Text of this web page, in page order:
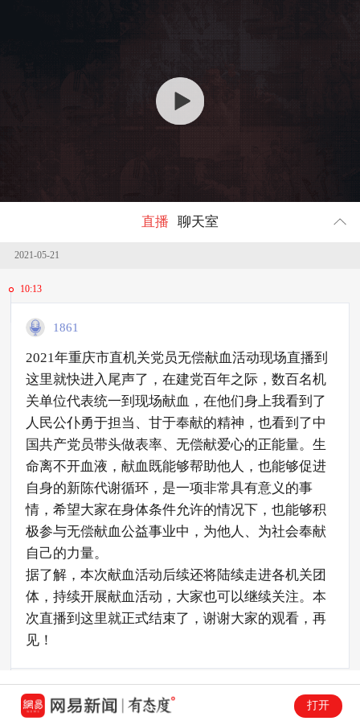
直播 聊天室
2021-05-21
10:13
1861
2021年重庆市直机关党员无偿献血活动现场直播到
这里就快进入尾声了，在建党百年之际，数百名机
关单位代表统一到现场献血，在他们身上我看到了
人民公仆勇于担当、甘于奉献的精神，也看到了中
国共产党员带头做表率、无偿献爱心的正能量。生
命离不开血液，献血既能够帮助他人，也能够促进
自身的新陈代谢循环，是一项非常具有意义的事
情，希望大家在身体条件允许的情况下，也能够积
极参与无偿献血公益事业中，为他人、为社会奉献
自己的力量。
据了解，本次献血活动后续还将陆续走进各机关团
体，持续开展献血活动，大家也可以继续关注。本
次直播到这里就正式结束了，谢谢大家的观看，再
见！
9:51
打开